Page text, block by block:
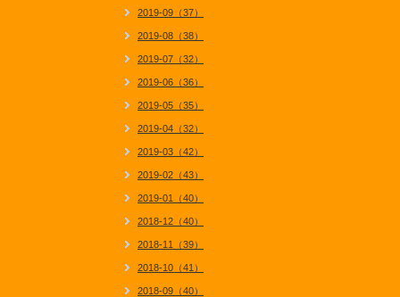
2019-09（37）
2019-08（38）
2019-07（32）
2019-06（36）
2019-05（35）
2019-04（32）
2019-03（42）
2019-02（43）
2019-01（40）
2018-12（40）
2018-11（39）
2018-10（41）
2018-09（40）